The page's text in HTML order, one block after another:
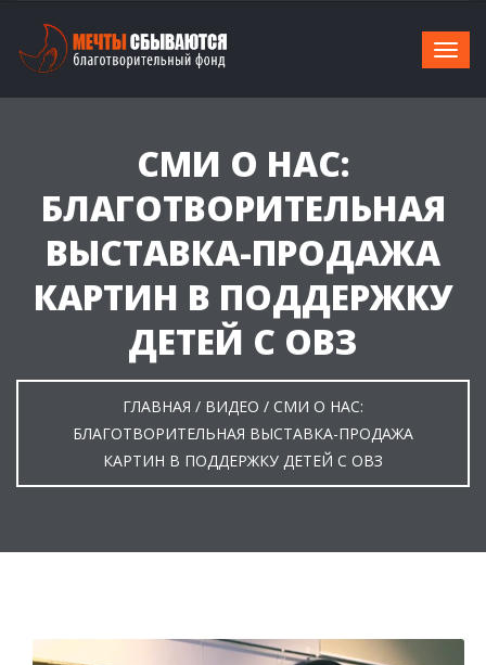
СМИ О НАС:
БЛАГОТВОРИТЕЛЬНАЯ
ВЫСТАВКА-ПРОДАЖА
КАРТИН В ПОДДЕРЖКУ
ДЕТЕЙ С ОВЗ
ГЛАВНАЯ / ВИДЕО / СМИ О НАС:
БЛАГОТВОРИТЕЛЬНАЯ ВЫСТАВКА-ПРОДАЖА
КАРТИН В ПОДДЕРЖКУ ДЕТЕЙ С ОВЗ